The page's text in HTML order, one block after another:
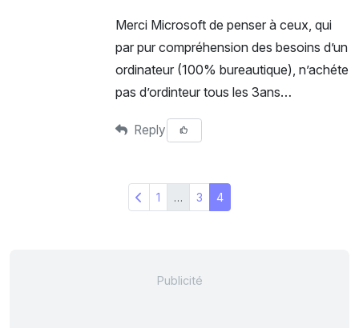
Merci Microsoft de penser à ceux, qui
par pur compréhension des besoins d’un
ordinateur (100% bureautique), n’achéte
pas d’ordinteur tous les 3ans…
Reply
1 … 3 4